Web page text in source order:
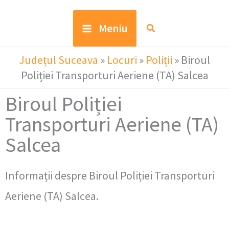
Meniu
Județul Suceava » Locuri » Poliții » Biroul
Poliției Transporturi Aeriene (TA) Salcea
Biroul Poliției
Transporturi Aeriene (TA)
Salcea
Informații despre Biroul Poliției Transporturi
Aeriene (TA) Salcea.